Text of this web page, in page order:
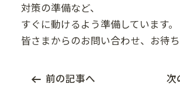
対策の準備など、
すぐに動けるよう準備しています。
皆さまからのお問い合わせ、お待
前の記事へ 次